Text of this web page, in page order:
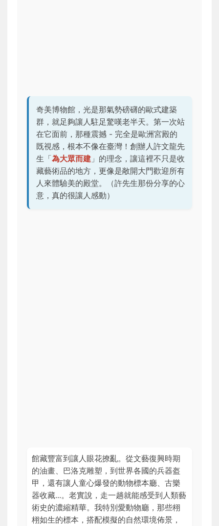
奇美博物館，光是那氣勢磅礴的歐式建築
群，就足夠讓人駐足驚嘆老半天。第一次站
在它面前，那種震撼 - 完全是歐洲宮殿的
既視感，根本不像在臺灣！創辦人許文龍先
生「為大眾而建 」的理念，讓這裡不只是收
藏藝術品的地方，更像是敞開大門歡迎所有
人來體驗美的殿堂。（許先生那份分享的心
意，真的很讓人感動）
館藏豐富到讓人眼花撩亂。從文藝復興時期
的油畫、巴洛克雕塑，到世界各國的兵器盔
甲，還有讓人童心爆發的動物標本廳、古樂
器收藏...。老實說，走一趟就能感受到人類藝
術史的濃縮精華。我特別愛動物廳，那些栩
栩如生的標本，搭配模擬的自然環境佈景，